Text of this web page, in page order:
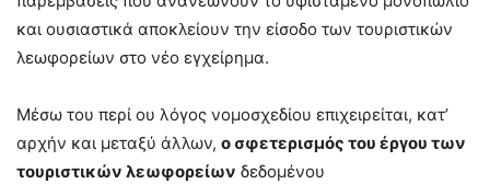
και ουσιαστικά αποκλείουν την είσοδο των τουριστικών
λεωφορείων στο νέο εγχείρημα.
Μέσω του περί ου λόγος νομοσχεδίου επιχειρείται, κατ’
αρχήν και μεταξύ άλλων, ο σφετερισμός του έργου των
τουριστικών λεωφορείων δεδομένου